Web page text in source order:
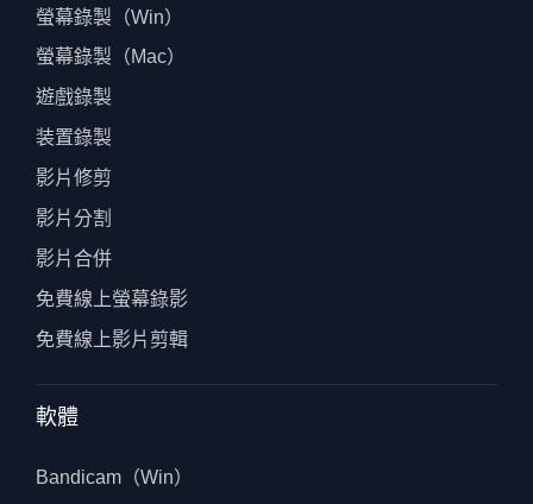
螢幕錄製（Win）
螢幕錄製（Mac）
遊戲錄製
装置錄製
影片修剪
影片分割
影片合併
免費線上螢幕錄影
免費線上影片剪輯
軟體
Bandicam（Win）